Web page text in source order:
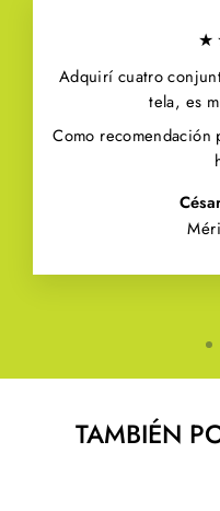
Adquirí cuatro
tela, es
Como recomendación
TAMBIÉN